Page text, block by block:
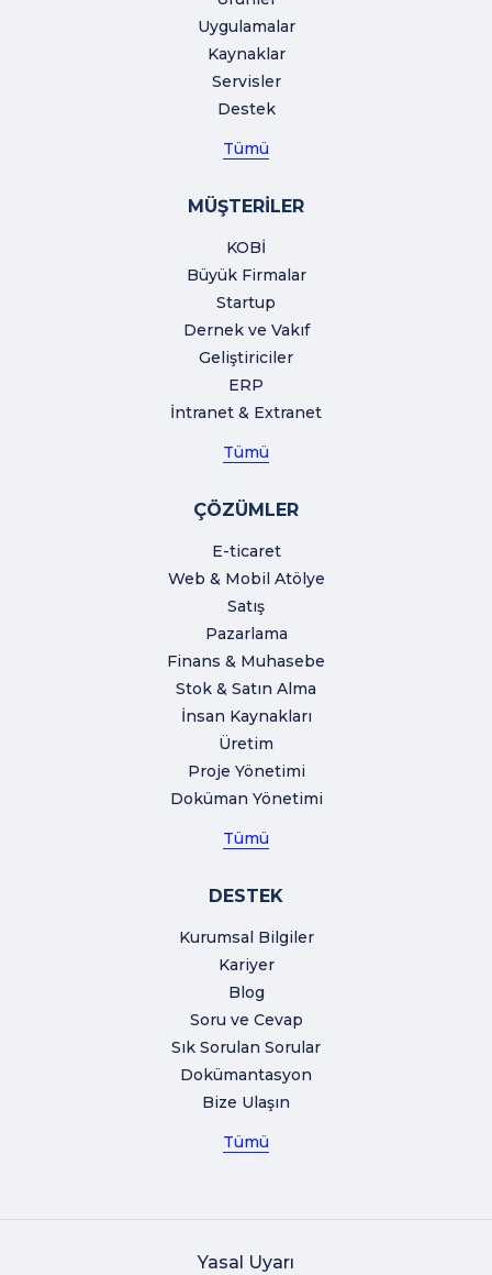
Uygulamalar
Kaynaklar
Servisler
Destek
Tümü
MÜŞTERİLER
KOBİ
Büyük Firmalar
Startup
Dernek ve Vakıf
Geliştiriciler
ERP
İntranet & Extranet
Tümü
ÇÖZÜMLER
E-ticaret
Web & Mobil Atölye
Satış
Pazarlama
Finans & Muhasebe
Stok & Satın Alma
İnsan Kaynakları
Üretim
Proje Yönetimi
Doküman Yönetimi
Tümü
DESTEK
Kurumsal Bilgiler
Kariyer
Blog
Soru ve Cevap
Sık Sorulan Sorular
Dokümantasyon
Bize Ulaşın
Tümü
Yasal Uyarı